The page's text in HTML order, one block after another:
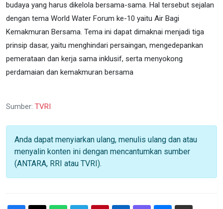
budaya yang harus dikelola bersama-sama. Hal tersebut sejalan
dengan tema World Water Forum ke-10 yaitu Air Bagi
Kemakmuran Bersama. Tema ini dapat dimaknai menjadi tiga
prinsip dasar, yaitu menghindari persaingan, mengedepankan
pemerataan dan kerja sama inklusif, serta menyokong
perdamaian dan kemakmuran bersama
Sumber: TVRI
Anda dapat menyiarkan ulang, menulis ulang dan atau
menyalin konten ini dengan mencantumkan sumber
(ANTARA, RRI atau TVRI).